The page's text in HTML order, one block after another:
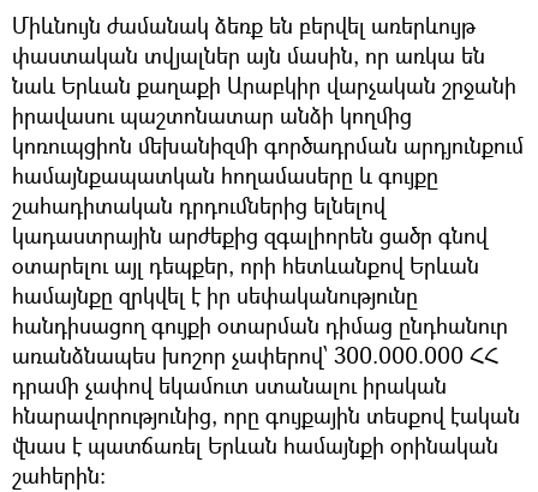
Միևնույն ժամանակ ձեռք են բերվել առերևույթ
փաստական տվյալներ այն մասին, որ առկա են
նաև Երևան քաղաքի Արաբկիր վարչական շրջանի
իրավասու պաշտոնատար անձի կողմից
կոռուպցիոն մեխանիզմի գործադրման արդյունքում
համայնքապատկան հողամասերը և գույքը
շահադիտական դրդումներից ելնելով
կադաստրային արժեքից զգալիորեն ցածր գնով
օտարելու այլ դեպքեր, որի հետևանքով Երևան
համայնքը զրկվել է իր սեփականությունը
հանդիսացող գույքի օտարման դիմաց ընդհանուր
առանձնապես խոշոր չափերով՝ 300.000.000 ՀՀ
դրամի չափով եկամուտ ստանալու իրական
հնարավորությունից, որը գույքային տեսքով էական
վնաս է պատճառել Երևան համայնքի օրինական
շահերին: